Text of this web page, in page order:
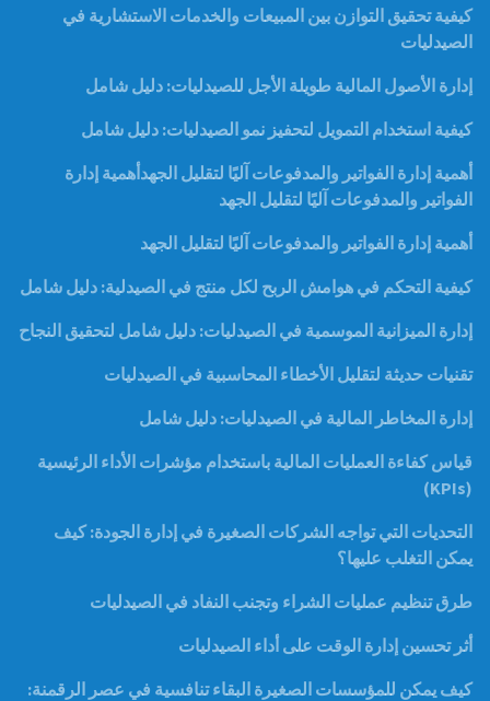
كيفية تحقيق التوازن بين المبيعات والخدمات الاستشارية في
الصيدليات
إدارة الأصول المالية طويلة الأجل للصيدليات: دليل شامل
كيفية استخدام التمويل لتحفيز نمو الصيدليات: دليل شامل
أهمية إدارة الفواتير والمدفوعات آليًا لتقليل الجهدأهمية إدارة
الفواتير والمدفوعات آليًا لتقليل الجهد
أهمية إدارة الفواتير والمدفوعات آليًا لتقليل الجهد
كيفية التحكم في هوامش الربح لكل منتج في الصيدلية: دليل شامل
إدارة الميزانية الموسمية في الصيدليات: دليل شامل لتحقيق النجاح
تقنيات حديثة لتقليل الأخطاء المحاسبية في الصيدليات
إدارة المخاطر المالية في الصيدليات: دليل شامل
قياس كفاءة العمليات المالية باستخدام مؤشرات الأداء الرئيسية
(KPIs)
التحديات التي تواجه الشركات الصغيرة في إدارة الجودة: كيف
يمكن التغلب عليها؟
طرق تنظيم عمليات الشراء وتجنب النفاد في الصيدليات
أثر تحسين إدارة الوقت على أداء الصيدليات
كيف يمكن للمؤسسات الصغيرة البقاء تنافسية في عصر الرقمنة: